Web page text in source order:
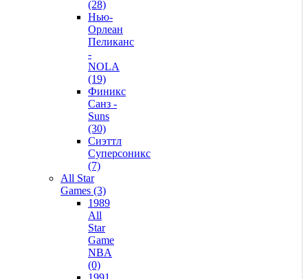
(28)
Нью-
Орлеан
Пеликанс
-
NOLA
(19)
Финикс
Санз -
Suns
(30)
Сиэттл
Суперсоникс
(7)
All Star
Games (3)
1989
All
Star
Game
NBA
(0)